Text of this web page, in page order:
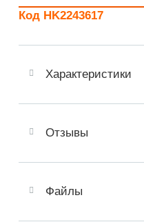
Код HK2243617
Характеристики
Отзывы
Файлы